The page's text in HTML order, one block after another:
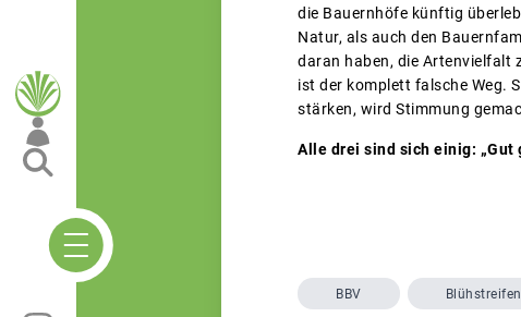
die Bauernhöfe künftig
Natur, als auch den
daran haben, die Artenvielfalt
ist der komplett falsche Weg.
stärken, wird Stimmung
Alle drei sind sich einig:
BBV Blühstreifen